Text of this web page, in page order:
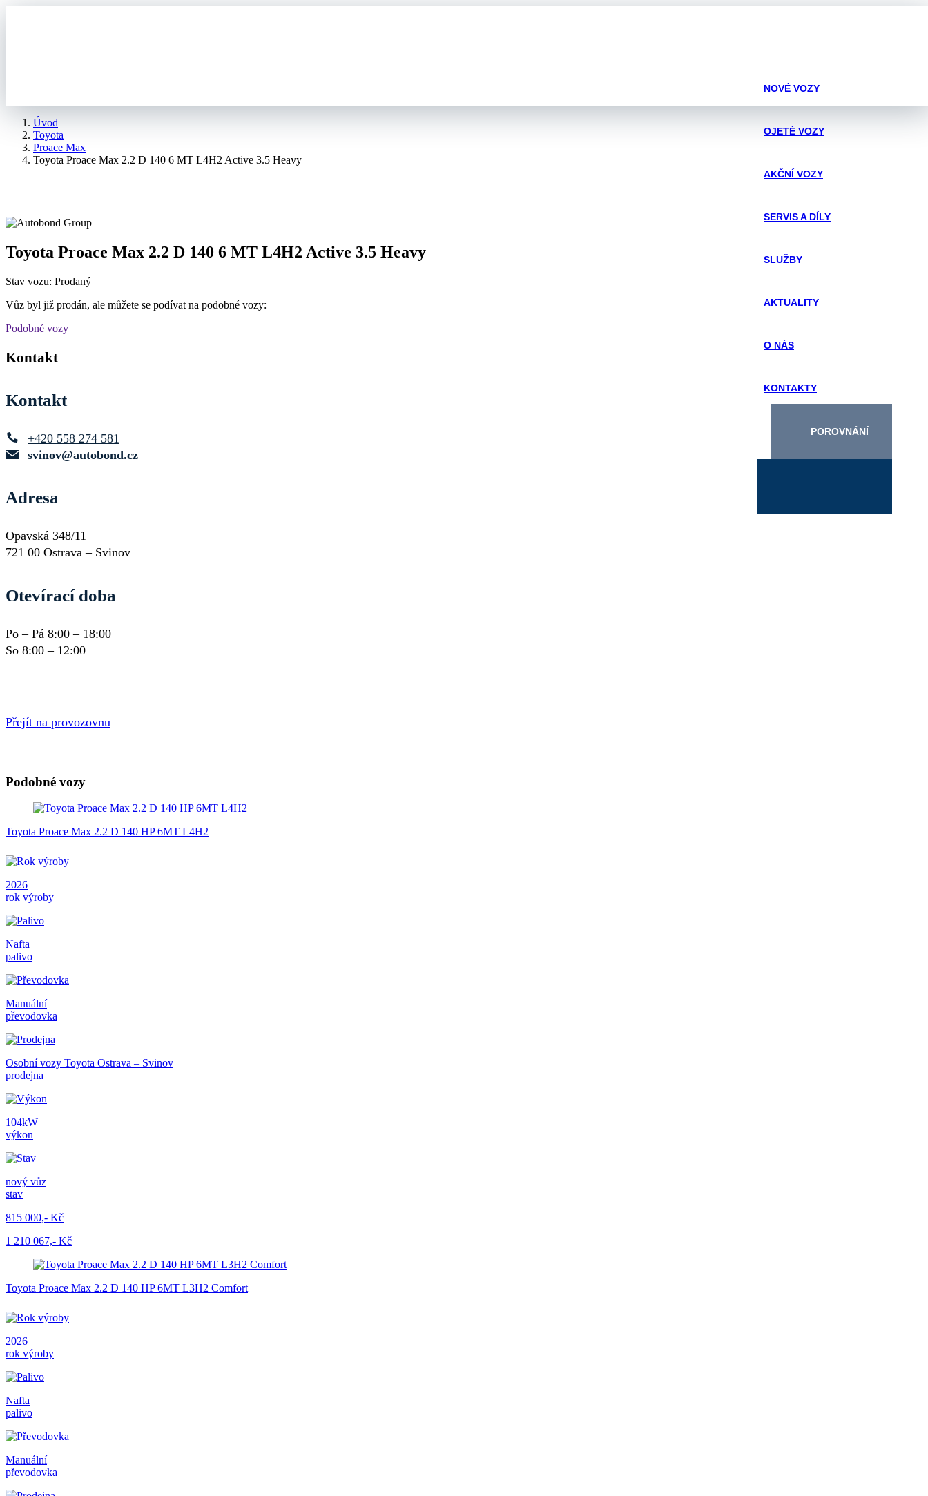
NOVÉ VOZY
OJETÉ VOZY
AKČNÍ VOZY
SERVIS A DÍLY
SLUŽBY
AKTUALITY
O NÁS
KONTAKTY
POROVNÁNÍ
Úvod
Toyota
Proace Max
Toyota Proace Max 2.2 D 140 6 MT L4H2 Active 3.5 Heavy
Toyota Proace Max 2.2 D 140 6 MT L4H2 Active 3.5 Heavy
Stav vozu: Prodaný
Vůz byl již prodán, ale můžete se podívat na podobné vozy:
Podobné vozy
Kontakt
Kontakt
+420 558 274 581
svinov@autobond.cz
Adresa
Opavská 348/11
721 00 Ostrava – Svinov
Otevírací doba
Po – Pá 8:00 – 18:00
So 8:00 – 12:00
Přejít na provozovnu
Podobné vozy
Toyota Proace Max 2.2 D 140 HP 6MT L4H2
2026
rok výroby
Nafta
palivo
Manuální
převodovka
Osobní vozy Toyota Ostrava – Svinov
prodejna
104kW
výkon
nový vůz
stav
815 000,- Kč
1 210 067,- Kč
Toyota Proace Max 2.2 D 140 HP 6MT L3H2 Comfort
2026
rok výroby
Nafta
palivo
Manuální
převodovka